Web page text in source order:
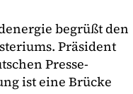
begrüßt den
Präsident
Presse-
ist eine Brücke